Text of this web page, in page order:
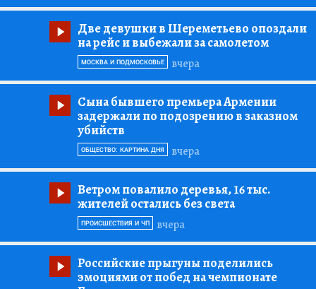
Две девушки в Шереметьево опоздали
на рейс и выбежали за самолетом
вчера
МОСКВА И ПОДМОСКОВЬЕ
Сына бывшего премьера Армении
задержали по подозрению в заказном
убийств
вчера
ОБЩЕСТВО: КАРТИНА ДНЯ
Ветром повалило деревья, 16 тыс.
жителей остались без света
вчера
ПРОИСШЕСТВИЯ И ЧП
Российские прыгуны поделились
эмоциями от побед на чемпионате